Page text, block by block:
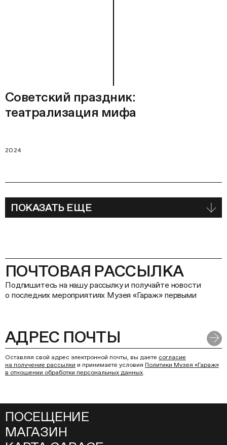
Советский праздник:
театрализация мифа
2024
ПОКАЗАТЬ ЕЩЕ
ПОЧТОВАЯ РАССЫЛКА
Подпишитесь на нашу рассылку и получайте новости
о последних мероприятиях Музея «Гараж» первыми
Оставляя свой адрес электронной почты, вы даете согласие
на получение рассылки и принимаете условия Политики Музея «Гараж»
в отношении обработки персональных данных.
ПОСЕЩЕНИЕ
МАГАЗИН